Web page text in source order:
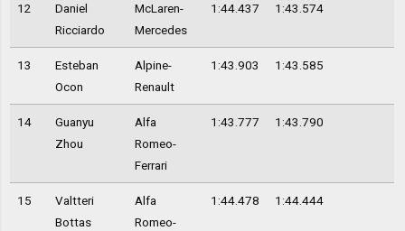
12
Daniel
Ricciardo
McLaren-
Mercedes
1:44.437 1:43.574
13
Esteban
Ocon
Alpine-
Renault
1:43.903 1:43.585
14
Guanyu
Zhou
Alfa
Romeo-
Ferrari
1:43.777 1:43.790
15
Valtteri
Bottas
Alfa
Romeo-
1:44.478 1:44.444